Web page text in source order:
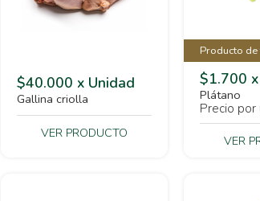
$40.000 x Unidad
Gallina criolla
VER PRODUCTO
Producto
$1.700
Plátano
Precio por
VER